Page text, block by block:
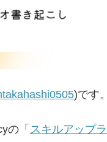
)です。
の「 スキルアップ